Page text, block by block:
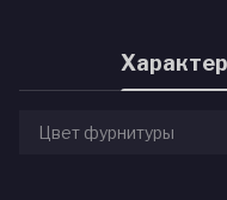
Цвет фурнитуры